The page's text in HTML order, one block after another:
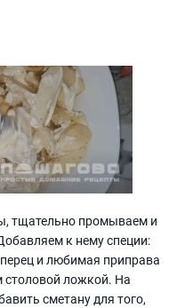
тщательно промываем и
к нему специи:
и любимая приправа
ложкой. На
сметану для того,